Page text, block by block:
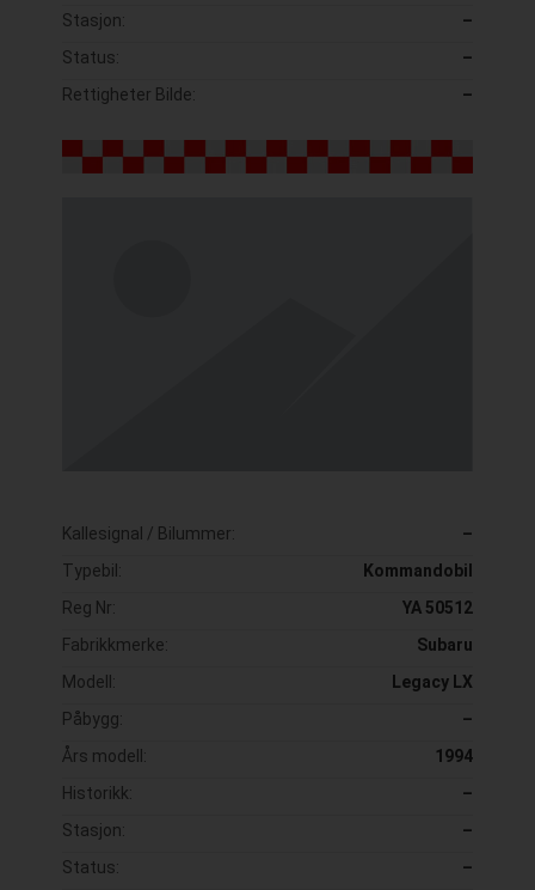
Stasjon:
–
Status:
–
Rettigheter Bilde:
–
Kallesignal / Bilummer:
–
Typebil:
Kommandobil
Reg Nr:
YA 50512
Fabrikkmerke:
Subaru
Modell:
Legacy LX
Påbygg:
–
Års modell:
1994
Historikk:
–
Stasjon:
–
Status:
–